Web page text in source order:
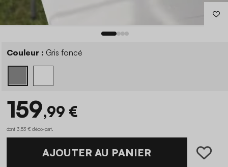
Couleur : Gris foncé
159,99 €
dont 3,53 € d'éco-part
AJOUTER AU PANIER